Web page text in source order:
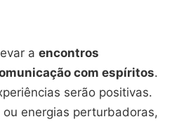
a encontros
com espíritos.
serão positivas.
energias perturbadoras,